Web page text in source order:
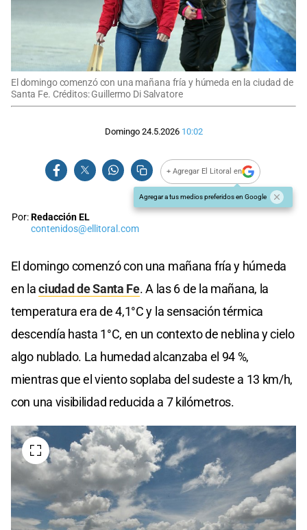
El domingo comenzó con una mañana fría y húmeda en la ciudad de
Santa Fe. Créditos: Guillermo Di Salvatore
Domingo 24.5.2026 10:02
+ Agregar El Litoral en
Agregar a tus medios preferidos en Google
Por:Redacción EL
contenidos@ellitoral.com
El domingo comenzó con una mañana fría y húmeda
en laciudad de Santa Fe. A las 6 de la mañana, la
temperatura era de 4,1°C y la sensación térmica
descendía hasta 1°C, en un contexto de neblina y cielo
algo nublado. La humedad alcanzaba el 94 %,
mientras que el viento soplaba del sudeste a 13 km/h,
con una visibilidad reducida a 7 kilómetros.